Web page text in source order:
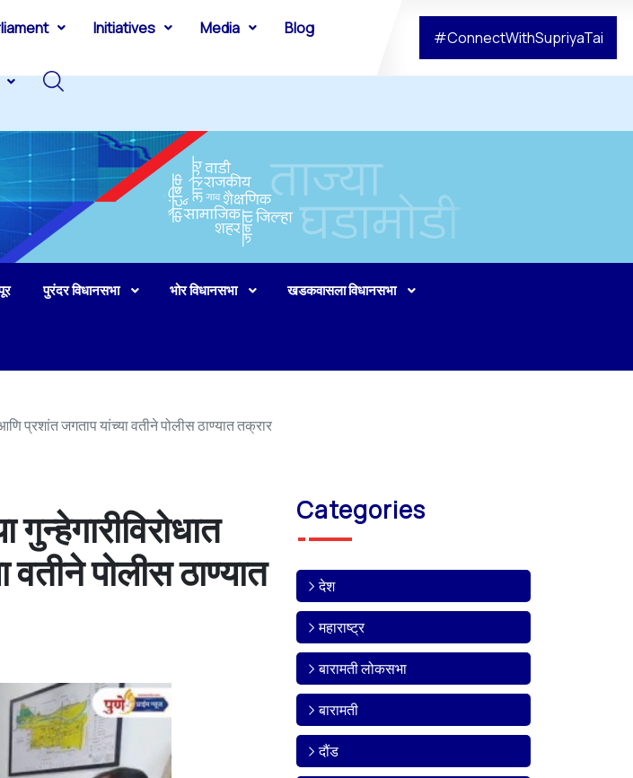
Initiatives Media Blog
#ConnectWithSupriyaTai
पुरंदर विधानसभा भोर विधानसभा खडकवासला विधानसभा
प्रशांत जगताप यांच्या वतीने पोलीस ठाण्यात तक्रार
पोलीस ठाण्यात
Categories
देश
महाराष्ट्र
बारामती लोकसभा
बारामती
दौंड